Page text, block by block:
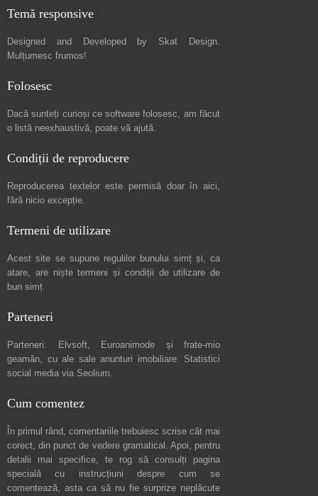
Temă responsive
Designed and Developed by Skat Design.
Mulțumesc frumos!
Folosesc
Dacă sunteți curioși ce software folosesc, am făcut
o listă neexhaustivă, poate vă ajută.
Condiții de reproducere
Reproducerea textelor este permisă doar în aici,
fără nicio excepție.
Termeni de utilizare
Acest site se supune regulilor bunului simț și, ca
atare, are niștetermeni și condiții de utilizare de
bun simț.
Parteneri
Parteneri: Elvsoft, Euroanimode și frate-mio
geamăn, cu ale sale anunturi imobiliare. Statistici
social media via Seolium.
Cum comentez
În primul rând, comentariile trebuiesc scrise cât mai
corect, din punct de vedere gramatical. Apoi, pentru
detalii mai specifice, te rog să consulți pagina
specială cu instrucțiuni despre cum se
comentează, asta ca să nu fie surprize neplăcute